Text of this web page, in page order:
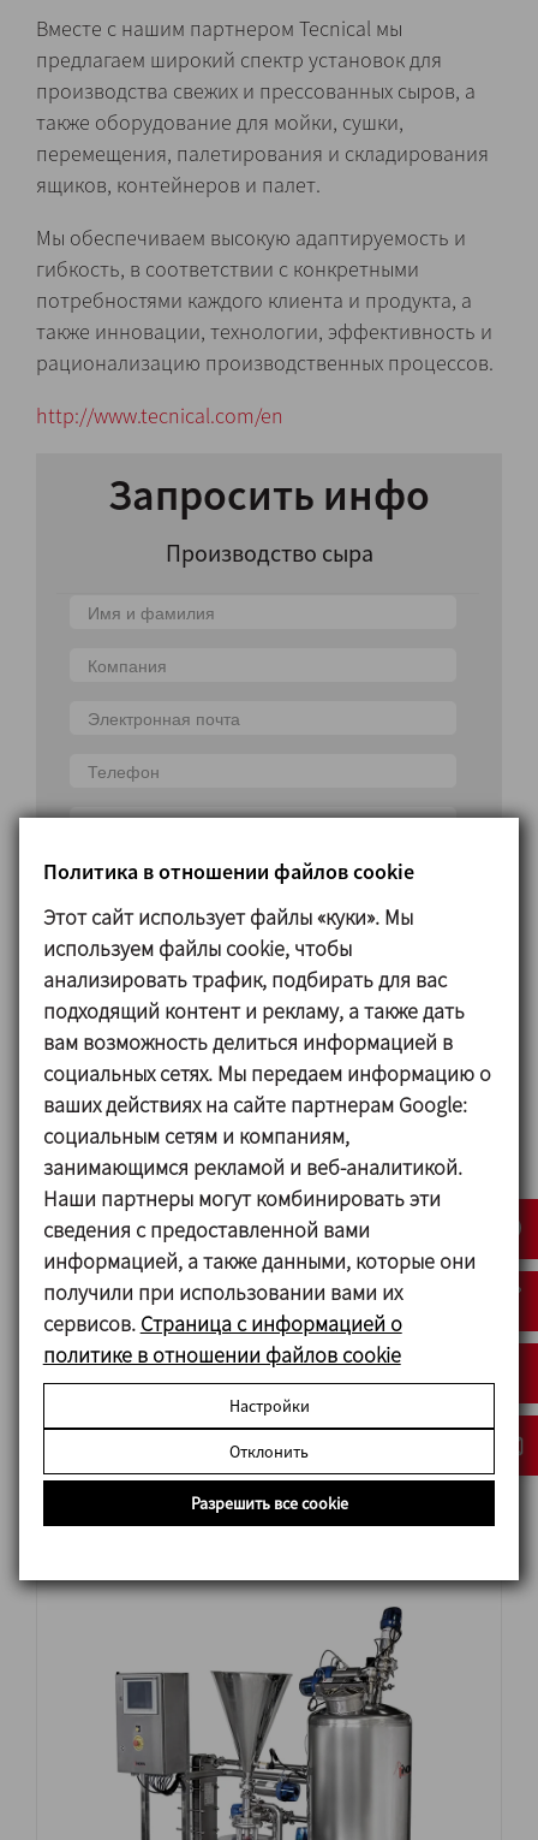
Вместе с нашим партнером Tecnical мы
предлагаем широкий спектр установок для
производства свежих и прессованных сыров, а
также оборудование для мойки, сушки,
перемещения, палетирования и складирования
ящиков, контейнеров и палет.
Мы обеспечиваем высокую адаптируемость и
гибкость, в соответствии с конкретными
потребностями каждого клиента и продукта, а
также инновации, технологии, эффективность и
рационализацию производственных процессов.
http://www.tecnical.com/en
Запросить инфо
Производство сыра
Страна
Я прочитал/а и принимаю политику
конфиденциальности
Я согласен/-на получать рекламно-
ОТПРАВИТЬ
Сопутствующее
оборудование
Политика в отношении файлов cookie
Этот сайт использует файлы «куки». Мы
используем файлы cookie, чтобы
анализировать трафик, подбирать для вас
подходящий контент и рекламу, а также дать
вам возможность делиться информацией в
социальных сетях. Мы передаем информацию о
ваших действиях на сайте партнерам Google:
социальным сетям и компаниям,
занимающимся рекламой и веб-аналитикой.
Наши партнеры могут комбинировать эти
сведения с предоставленной вами
информацией, а также данными, которые они
получили при использовании вами их
сервисов. Страница с информацией о
политике в отношении файлов cookie
Настройки
Отклонить
Разрешить все cookie